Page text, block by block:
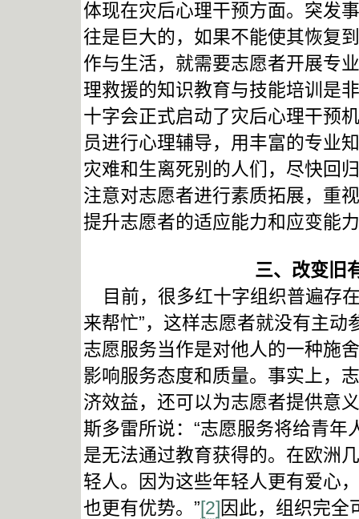
体现在灾后心理干预方面。突发
往是巨大的，如果不能使其恢复
作与生活，就需要志愿者开展专
理救援的知识教育与技能培训是
十字会正式启动了灾后心理干预
员进行心理辅导，用丰富的专业
灾难和生离死别的人们，尽快回
注意对志愿者进行素质拓展，重
提升志愿者的适应能力和应变能
三、改变旧
目前，很多红十字组织普遍存
来帮忙”，这样志愿者就没有主
志愿服务当作是对他人的一种施
影响服务态度和质量。事实上，
济效益，还可以为志愿者提供意
斯多雷所说：“志愿服务将给青
是无法通过教育获得的。在欧洲
轻人。因为这些年轻人更有爱心
也更有优势。”[2]因此，组织完全